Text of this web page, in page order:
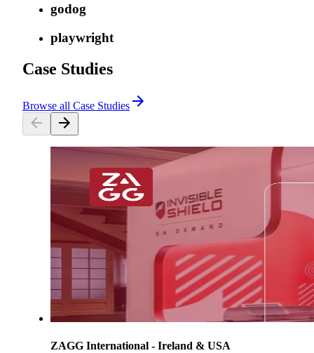
godog
playwright
Case Studies
Browse all Case Studies
ZAGG International - Ireland & USA